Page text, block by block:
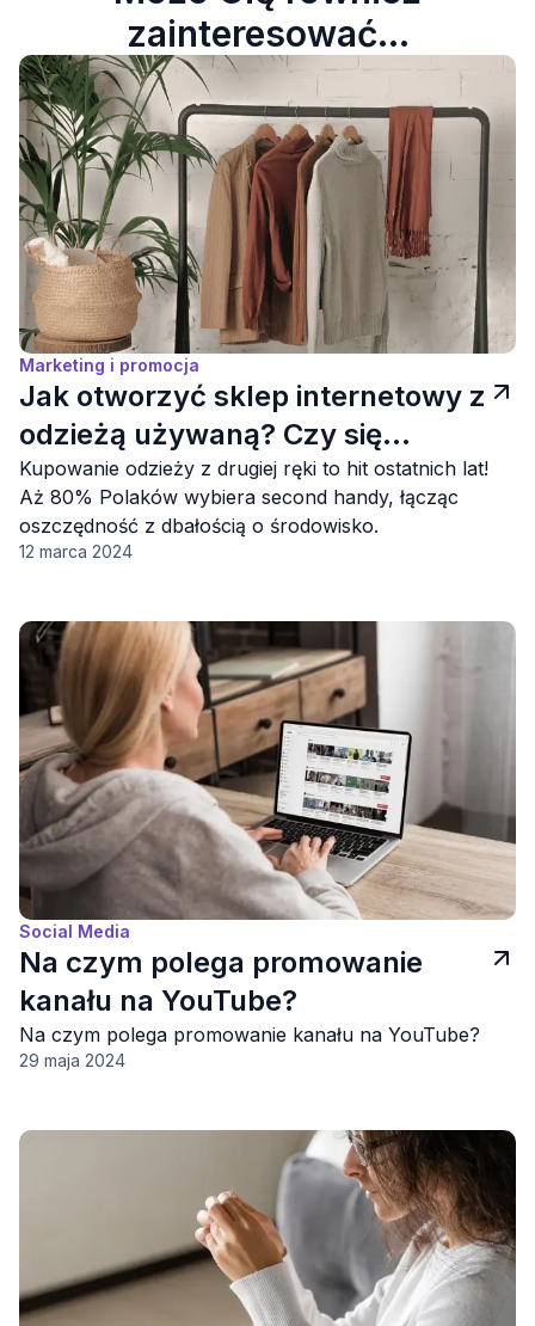
zainteresować...
Marketing i promocja
Jak otworzyć sklep internetowy z
odzieżą używaną? Czy się
opłaca?
Kupowanie odzieży z drugiej ręki to hit ostatnich lat!
Aż 80% Polaków wybiera second handy, łącząc
oszczędność z dbałością o środowisko.
12 marca 2024
Social Media
Na czym polega promowanie
kanału na YouTube?
Na czym polega promowanie kanału na YouTube?
29 maja 2024